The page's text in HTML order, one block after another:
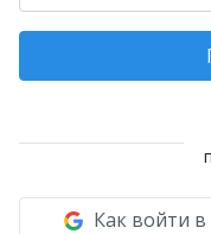
Как войти